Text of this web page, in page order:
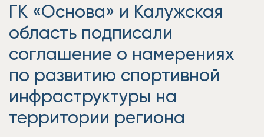
ГК «Основа» и Калужская
область подписали
соглашение о намерениях
по развитию спортивной
инфраструктуры на
территории региона